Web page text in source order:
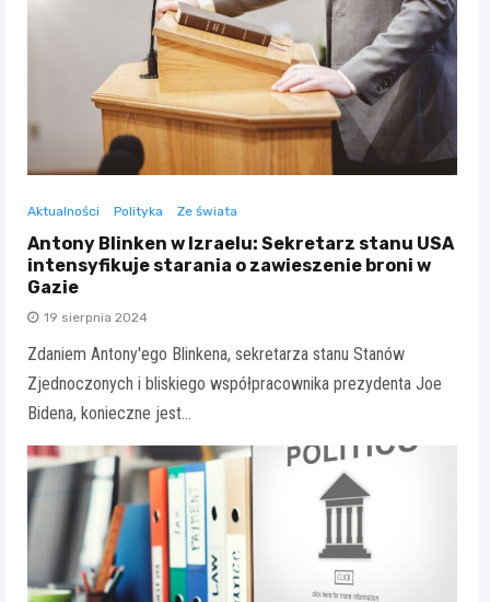
Aktualności Polityka Ze świata
Antony Blinken w Izraelu: Sekretarz stanu USA
intensyfikuje starania o zawieszenie broni w
Gazie
19 sierpnia 2024
Zdaniem Antony'ego Blinkena, sekretarza stanu Stanów
Zjednoczonych i bliskiego współpracownika prezydenta Joe
Bidena, konieczne jest…